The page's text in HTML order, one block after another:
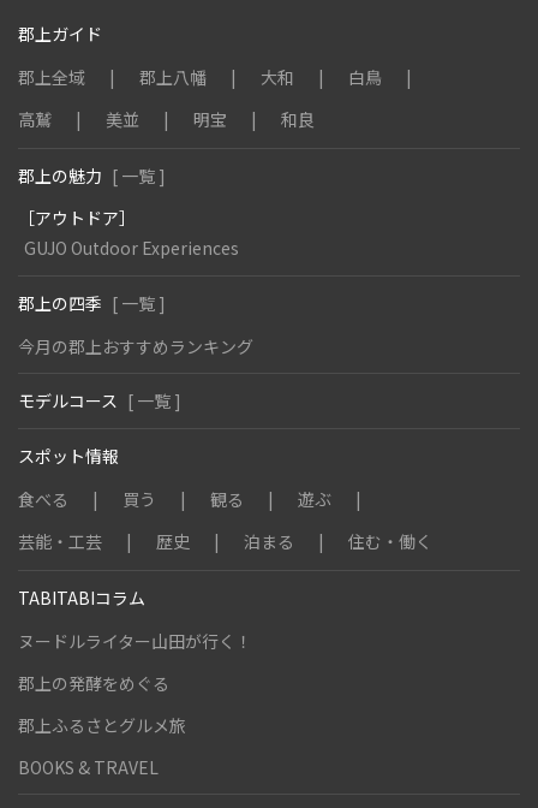
郡上ガイド
郡上全域
郡上八幡 大和
白鳥
高鷲
美並 明宝 和良
郡上の魅力 [ 一覧 ]
［アウトドア］
GUJO Outdoor Experiences
郡上の四季 [ 一覧 ]
今月の郡上おすすめランキング
モデルコース [ 一覧 ]
スポット情報
食べる
買う 観る
遊ぶ
芸能・工芸
歴史 泊まる 住む・働く
TABITABIコラム
ヌードルライター山田が行く！
郡上の発酵をめぐる
郡上ふるさとグルメ旅
BOOKS & TRAVEL